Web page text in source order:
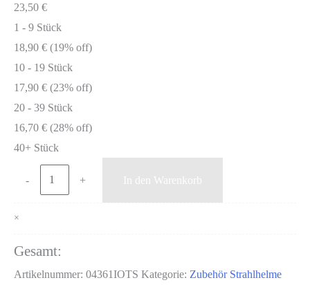
23,50 €
1 - 9 Stück
18,90 € (19% off)
10 - 19 Stück
17,90 € (23% off)
20 - 39 Stück
16,70 € (28% off)
40+ Stück
-
Verschleißscheibe
(Abreißfolie)
25Stk/Pkg
Menge
+ In den Warenkorb
×
Gesamt:
Artikelnummer: 04361IOTS Kategorie: Zubehör Strahlhelme